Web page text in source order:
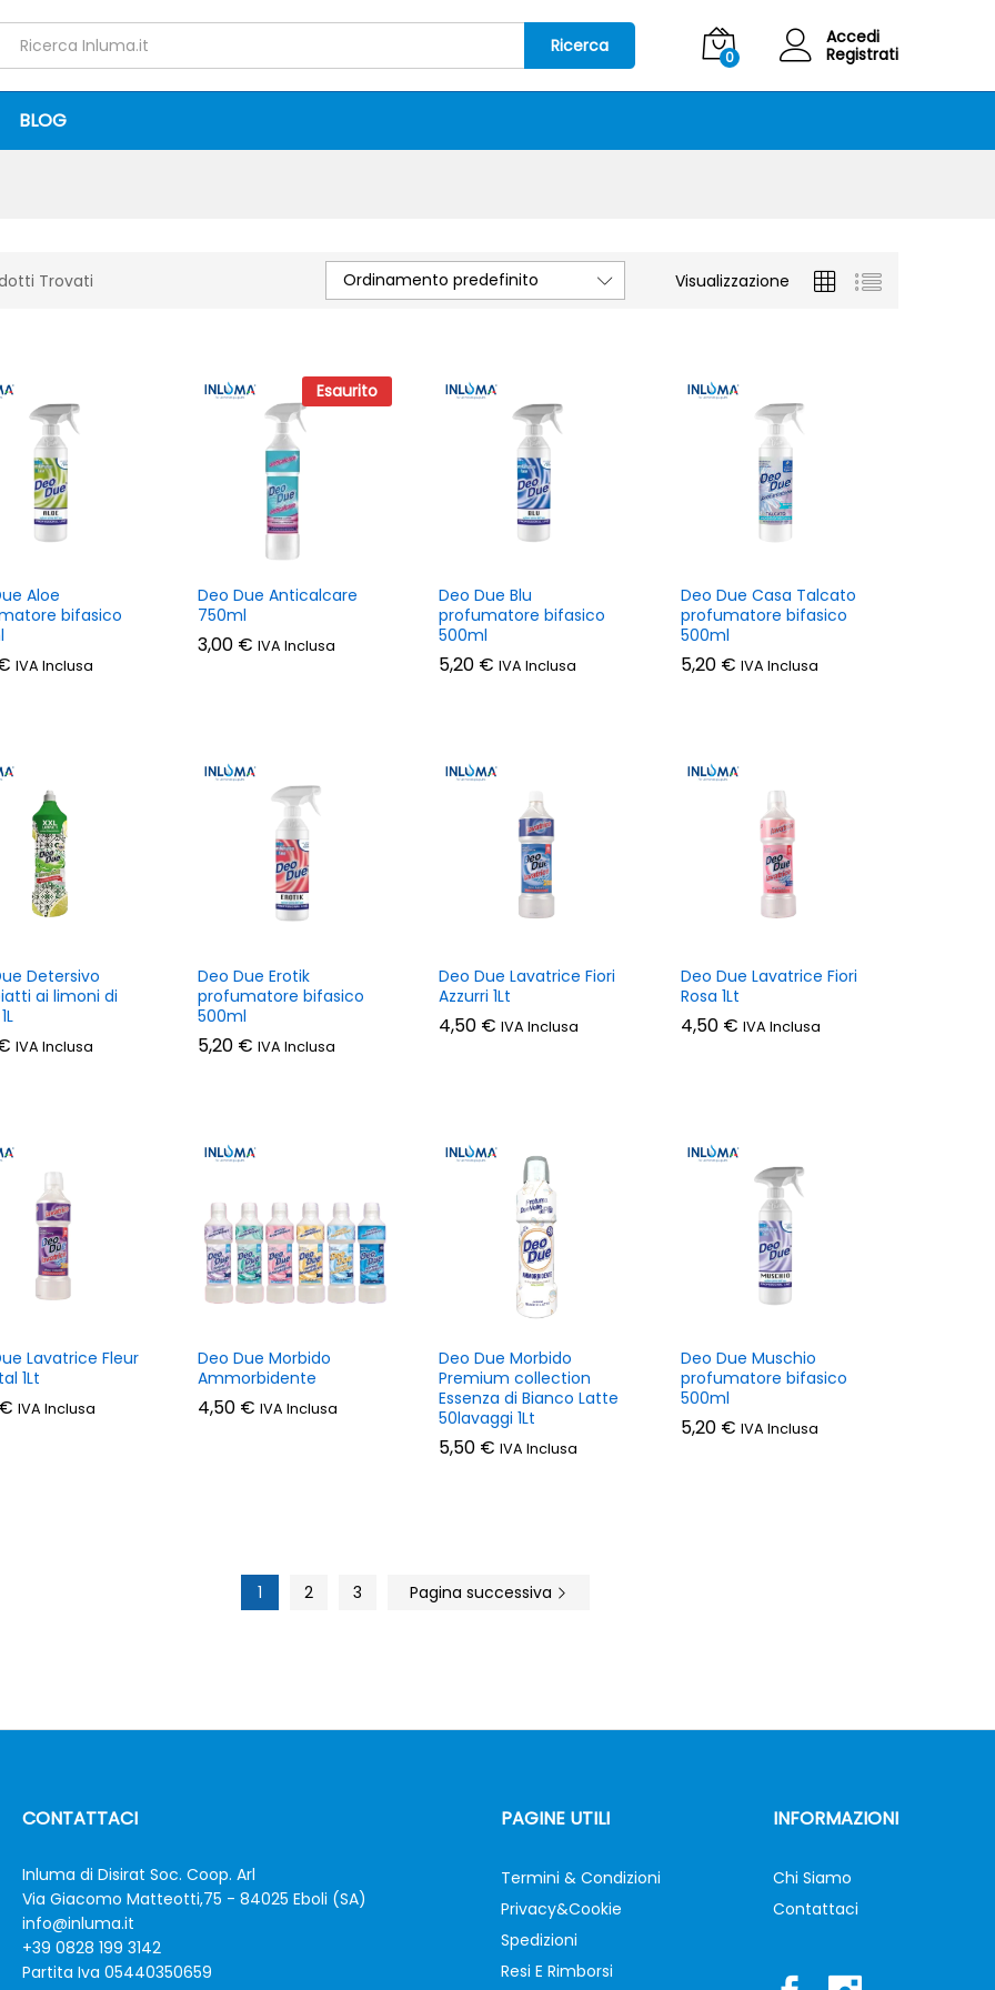
Ricerca
0
Accedi
Registrati
BLOG
Trovati Visualizzazione
Ordinamento predefinito
Aloe
bifasico
IVA Inclusa
Esaurito
Deo Due Anticalcare
750ml
3,00 € IVA Inclusa
3,00 €
Deo Due Blu
profumatore bifasico
500ml
5,20 € IVA Inclusa
5,20 €
Deo Due Casa Talcato
profumatore bifasico
500ml
5,20 € IVA Inclusa
5,20 €
Detersivo
ai limoni di
IVA Inclusa
Deo Due Erotik
profumatore bifasico
500ml
5,20 € IVA Inclusa
5,20 €
Deo Due Lavatrice Fiori
Azzurri 1Lt
4,50 € IVA Inclusa
4,50 €
Deo Due Lavatrice Fiori
Rosa 1Lt
4,50 € IVA Inclusa
4,50 €
Lavatrice Fleur
1Lt
€ IVA Inclusa
€
Deo Due Morbido
Ammorbidente
4,50 € IVA Inclusa
Deo Due Morbido
Premium collection
Essenza di Bianco Latte
50lavaggi 1Lt
5,50 € IVA Inclusa
5,50 €
Deo Due Muschio
profumatore bifasico
500ml
5,20 € IVA Inclusa
5,20 €
1 2 3 Pagina successiva
CONTATTACI
Inluma di Disirat Soc. Coop. Arl
Via Giacomo Matteotti,75 - 84025 Eboli (SA)
info@inluma.it
+39 0828 199 3142
Partita Iva 05440350659
PAGINE UTILI
Termini & Condizioni
Privacy&Cookie
Spedizioni
Resi E Rimborsi
INFORMAZIONI
Chi Siamo
Contattaci